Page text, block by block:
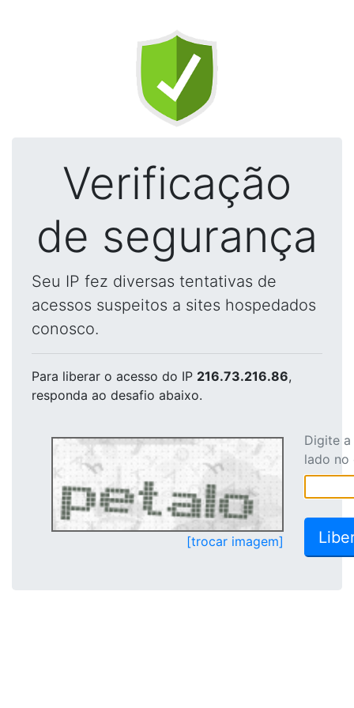
Verificação
de segurança
Seu IP fez diversas tentativas de
acessos suspeitos a sites hospedados
conosco.
Para liberar o acesso do IP 216.73.216.86,
responda ao desafio abaixo.
[trocar imagem]
Digite
lado no